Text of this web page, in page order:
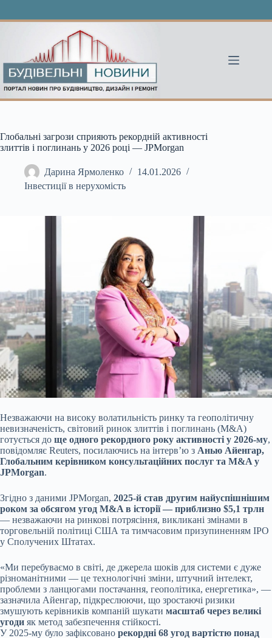
Глобальні загрози сприяють рекордній активності
злиттів і поглинань у 2026 році — JPMorgan
Дарина Ярмоленко
14.01.2026
Інвестиції в нерухомість
Незважаючи на високу волатильність ринку та геополітичну
невизначеність, світовий ринок злиттів і поглинань (M&A)
готується до ще одного рекордного року активності у 2026-му,
повідомляє Reuters, посилаючись на інтерв’ю з Анью Айенгар,
Глобальним керівником консультаційних послуг та M&A у
JPMorgan.
Згідно з даними JPMorgan, 2025-й став другим найуспішнішим
роком за обсягом угод M&A в історії — приблизно $5,1 трлн
— незважаючи на ринкові потрясіння, викликані змінами в
торговельній політиці США та тимчасовим призупиненням IPO
у Сполучених Штатах.
«Ми перебуваємо в світі, де джерела шоків для системи є дуже
різноманітними — це технологічні зміни, штучний інтелект,
проблеми з ланцюгами постачання, геополітика, енергетика», —
зазначила Айенгар, підкреслюючи, що зростаючі ризики
змушують керівників компаній шукати масштаб через великі
угоди як метод забезпечення стійкості.
У 2025-му було зафіксовано рекордні 68 угод вартістю понад